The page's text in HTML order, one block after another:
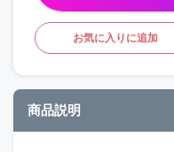
お気に入りに追加
商品説明